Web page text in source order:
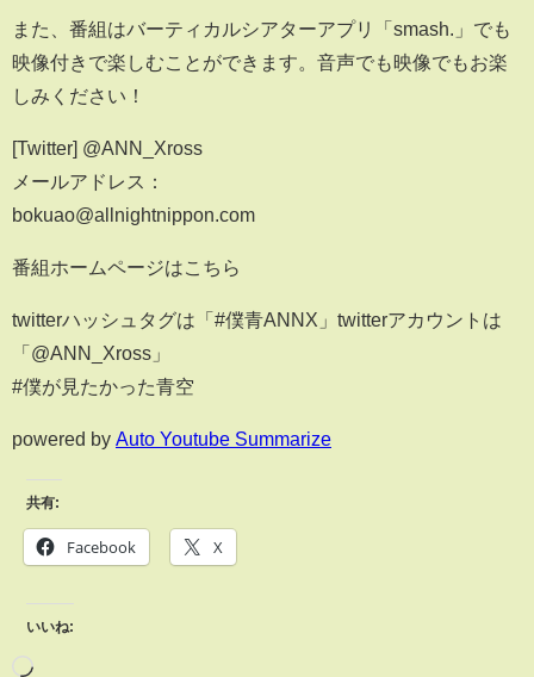
また、番組はバーティカルシアターアプリ「smash.」でも
映像付きで楽しむことができます。音声でも映像でもお楽
しみください！
[Twitter] @ANN_Xross
メールアドレス：
bokuao@allnightnippon.com
番組ホームページはこちら
twitterハッシュタグは「#僕青ANNX」twitterアカウントは
「@ANN_Xross」
#僕が見たかった青空
powered by Auto Youtube Summarize
共有:
Facebook X
いいね: